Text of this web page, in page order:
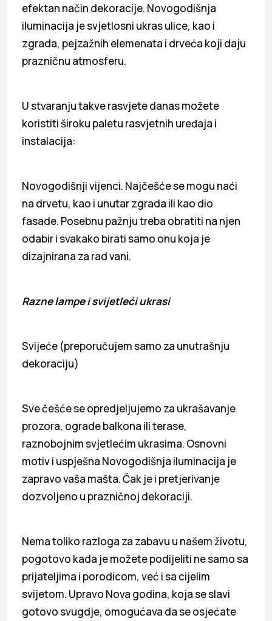
efektan način dekoracije. Novogodišnja
iluminacija je svjetlosni ukras ulice, kao i
zgrada, pejzažnih elemenata i drveća koji daju
prazničnu atmosferu.
U stvaranju takve rasvjete danas možete
koristiti široku paletu rasvjetnih uređaja i
instalacija:
Novogodišnji vijenci. Najčešće se mogu naći
na drvetu, kao i unutar zgrada ili kao dio
fasade. Posebnu pažnju treba obratiti na njen
odabir i svakako birati samo onu koja je
dizajnirana za rad vani.
Razne lampe i svijetleći ukrasi
Svijeće (preporučujem samo za unutrašnju
dekoraciju)
Sve češće se opredjeljujemo za ukrašavanje
prozora, ograde balkona ili terase,
raznobojnim svjetlećim ukrasima. Osnovni
motiv i uspješna Novogodišnja iluminacija je
zapravo vaša mašta. Čak je i pretjerivanje
dozvoljeno u prazničnoj dekoraciji.
Nema toliko razloga za zabavu u našem životu,
pogotovo kada je možete podijeliti ne samo sa
prijateljima i porodicom, već i sa cijelim
svijetom. Upravo Nova godina, koja se slavi
gotovo svugdje, omogućava da se osjećate